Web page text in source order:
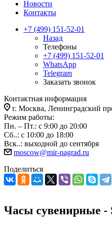
Новости
Контакты
+7 (499) 151-52-01
Назад
Телефоны
+7 (499) 151-52-01
WhatsApp
Telegram
Заказать звонок
Контактная информация
г. Москва, Ленинградский
Режим работы:
Пн. – Пт.: с 9:00 до 20:00
Сб..: с 10:00 до 18:00
Вск..: выходной до сентября
moscow@mir-nagrad.ru
Поделиться
Часы сувенирные -